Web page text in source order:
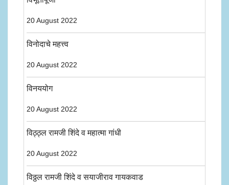
20 August 2022
विनोदाचे महत्त्व
20 August 2022
विनययोग
20 August 2022
विठ्ठ्ल रामजी शिंदे व महात्मा गांधी
20 August 2022
विठ्ठल रामजी शिंदे व सयाजीराव गायकवाड